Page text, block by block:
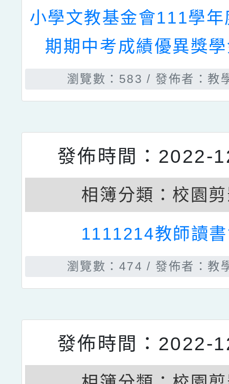
發佈時間：2023-
相簿分類： 校園
111學年度創客社群公
豊迅主任
瀏覽數：1103 發佈者：教